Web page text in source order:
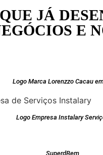
JÁ
E
Logo Marca Lorenzzo Cacau
Logo Empresa Instalary
SuperdBem